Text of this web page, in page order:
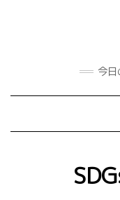
今